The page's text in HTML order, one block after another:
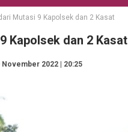
Mutasi 9 Kapolsek dan 2 Kasat
Kapolsek dan 2 Kasat
November 2022 | 20:25